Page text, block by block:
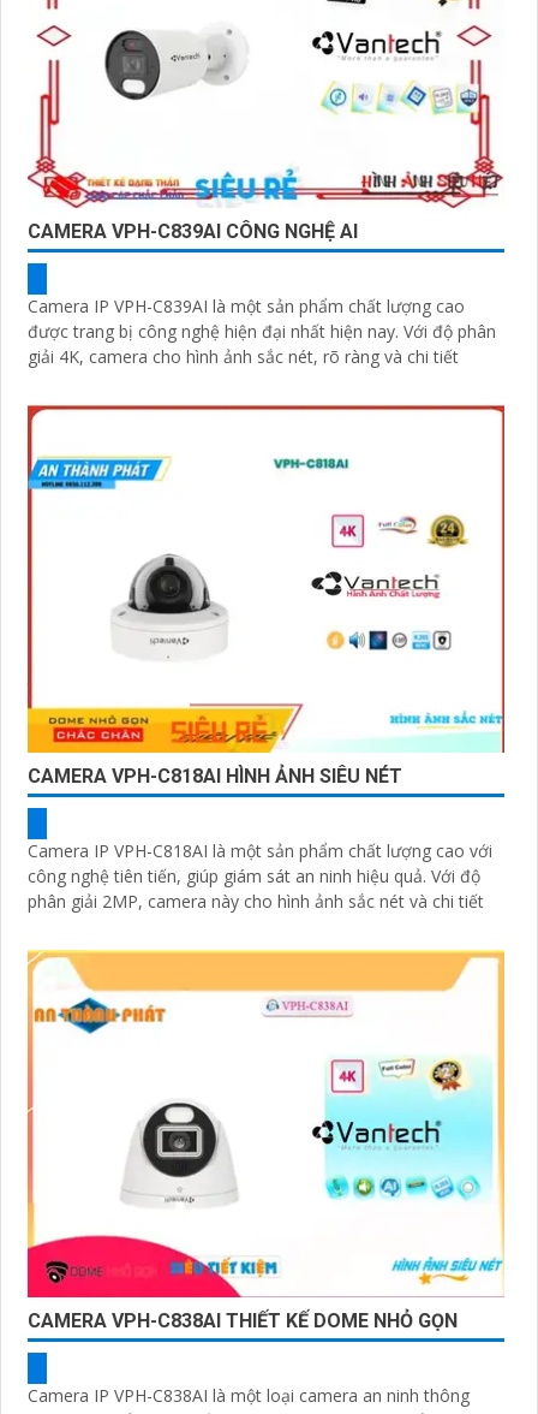
CAMERA VPH-C839AI CÔNG NGHỆ AI
Camera IP VPH-C839AI là một sản phẩm chất lượng cao
được trang bị công nghệ hiện đại nhất hiện nay. Với độ phân
giải 4K, camera cho hình ảnh sắc nét, rõ ràng và chi tiết
CAMERA VPH-C818AI HÌNH ẢNH SIÊU NÉT
Camera IP VPH-C818AI là một sản phẩm chất lượng cao với
công nghệ tiên tiến, giúp giám sát an ninh hiệu quả. Với độ
phân giải 2MP, camera này cho hình ảnh sắc nét và chi tiết
CAMERA VPH-C838AI THIẾT KẾ DOME NHỎ GỌN
Camera IP VPH-C838AI là một loại camera an ninh thông